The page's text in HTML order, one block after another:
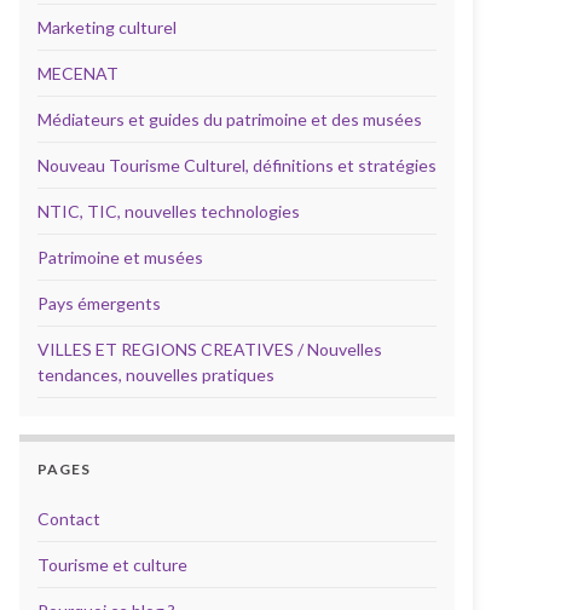
Marketing culturel
MECENAT
Médiateurs et guides du patrimoine et des musées
Nouveau Tourisme Culturel, définitions et stratégies
NTIC, TIC, nouvelles technologies
Patrimoine et musées
Pays émergents
VILLES ET REGIONS CREATIVES / Nouvelles
tendances, nouvelles pratiques
PAGES
Contact
Tourisme et culture